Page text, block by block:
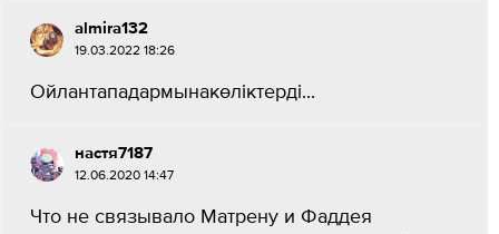
almira132
19.03.2022 18:26
Ойлантападармынакөліктерді​...
настя7187
12.06.2020 14:47
Что не связывало Матрену и Фаддея